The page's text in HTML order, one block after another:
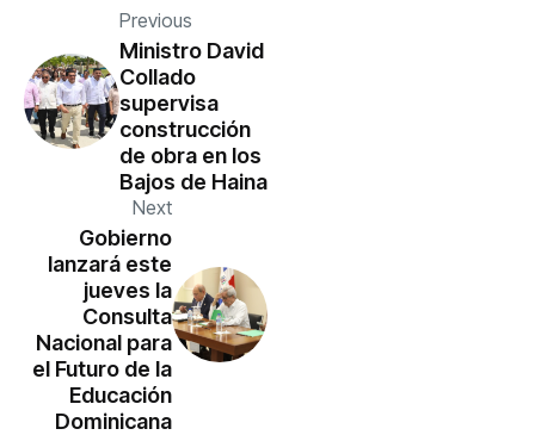
Previous
Ministro David
Collado
supervisa
construcción
de obra en los
Bajos de Haina
Next
Gobierno
lanzará este
jueves la
Consulta
Nacional para
el Futuro de la
Educación
Dominicana